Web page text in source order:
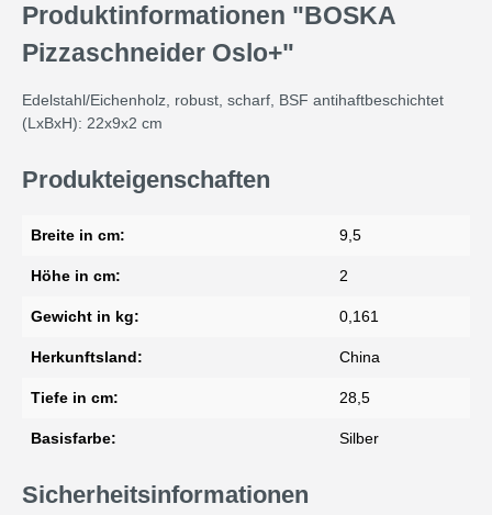
Produktinformationen "BOSKA
Pizzaschneider Oslo+"
Edelstahl/Eichenholz, robust, scharf, BSF antihaftbeschichtet
(LxBxH): 22x9x2 cm
Produkteigenschaften
Breite in cm: 9,5
Höhe in cm: 2
Gewicht in kg: 0,161
Herkunftsland: China
Tiefe in cm: 28,5
Basisfarbe: Silber
Sicherheitsinformationen